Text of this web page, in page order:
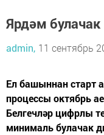
Ярдәм булачак
admin, 11 сентябрь
Ел башыннан старт
процессы октябрь
Белгечләр цифрлы
минималь булачак